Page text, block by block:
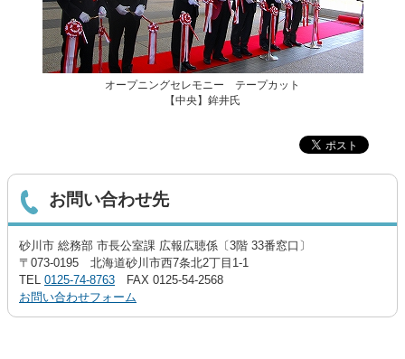
オープニングセレモニー テープカット
【中央】鉾井氏
お問い合わせ先
砂川市 総務部 市長公室課 広報広聴係〔3階 33番窓口〕
〒073-0195 北海道砂川市西7条北2丁目1-1
TEL 0125-74-8763 FAX 0125-54-2568
お問い合わせフォーム